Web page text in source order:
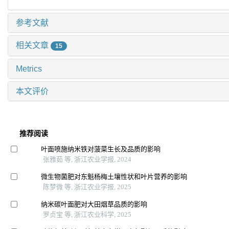
参考文献
相关文章 15
Metrics
本文评价
推荐阅读
叶面喷施纳米铁对菠菜生长及品质的影响
张雅茹 等, 浙江农业学报, 2024
微生物菌肥对东魁杨梅土壤性状和叶片营养的影响
陈梦微 等, 浙江农业学报, 2025
纳米碳叶面肥对大田烟草品质的影响
罗贞宝 等, 浙江农业科学, 2025